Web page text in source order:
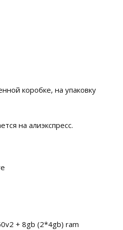
коробке, на упаковку
на алиэкспресс.
+ 8gb (2*4gb) ram